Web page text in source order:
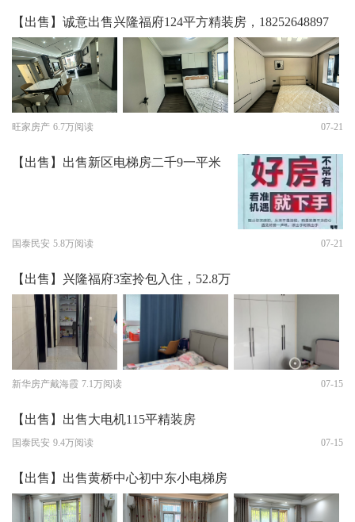
【出售】诚意出售兴隆福府124平方精装房，18252648897
旺家房产 6.7万阅读 07-21
【出售】出售新区电梯房二千9一平米
国泰民安 5.8万阅读 07-21
【出售】兴隆福府3室拎包入住，52.8万
新华房产戴海霞 7.1万阅读 07-15
【出售】出售大电机115平精装房
国泰民安 9.4万阅读 07-15
【出售】出售黄桥中心初中东小电梯房